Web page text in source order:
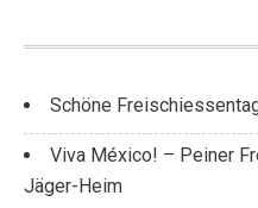
Schöne
Viva México! – Peiner
Jäger-Heim